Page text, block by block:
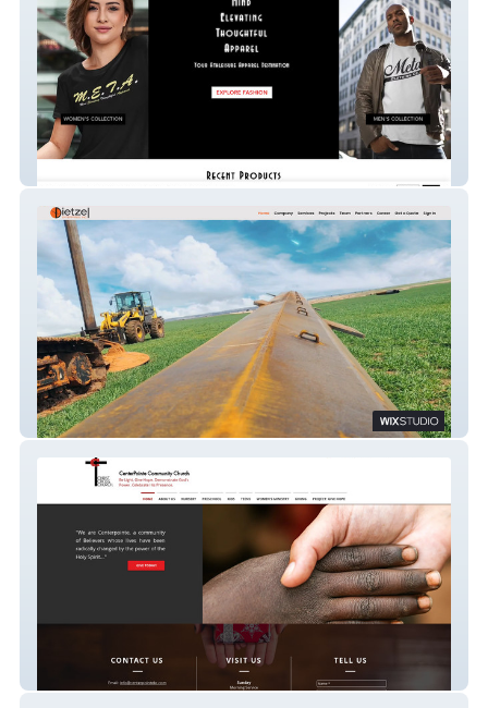
Dietzel
CenterPointe Church